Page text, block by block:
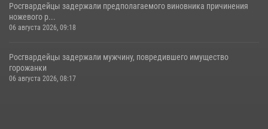
Росгвардейцы задержали предполагаемого виновника причинения
ножевого р...
06 августа 2026, 09:18
Росгвардейцы задержали мужчину, повредившего имущество
горожанки
06 августа 2026, 08:17